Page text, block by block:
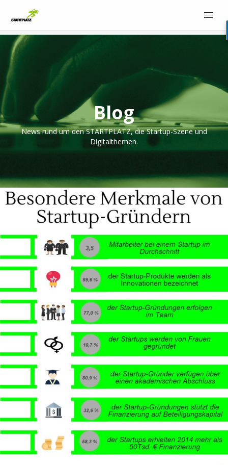
Blog
News rund um den STARTPLATZ, die Startup-Szene und
Digitalthemen.